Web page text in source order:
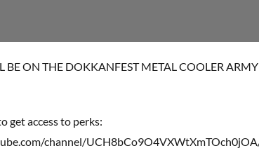
ON THE DOKKANFEST METAL COOLER
get access to perks:
channel/